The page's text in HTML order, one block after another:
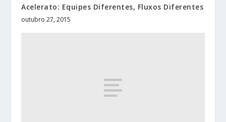
Acelerato: Equipes Diferentes, Fluxos Diferentes
outubro 27, 2015